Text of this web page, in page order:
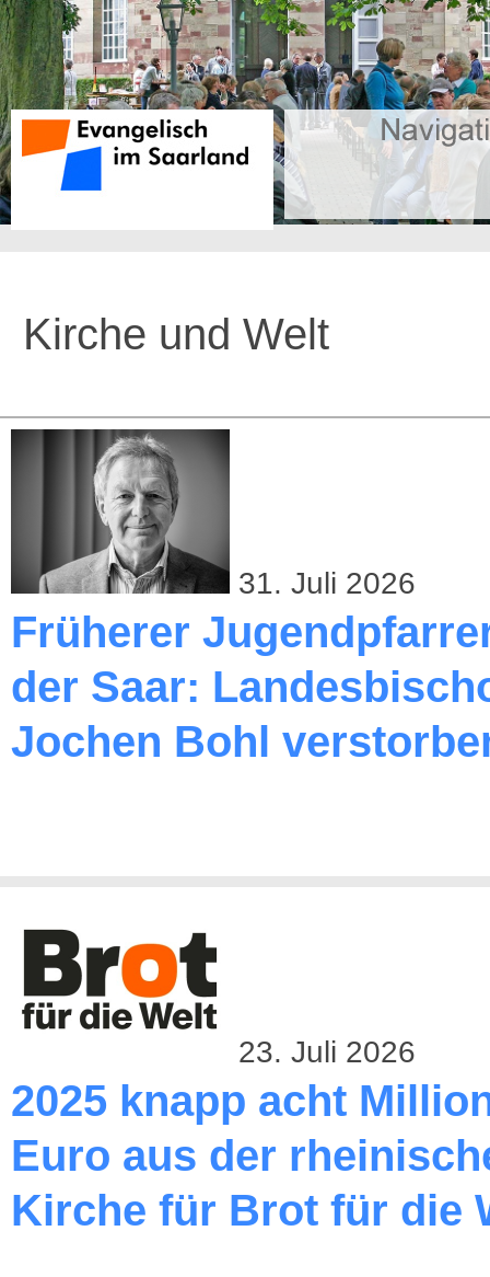
Kirche und Welt
31. Juli 2026
Früherer
der Saar:
Jochen Bohl
23. Juli 2026
2025 knapp acht
Euro aus der
Kirche für Brot für die